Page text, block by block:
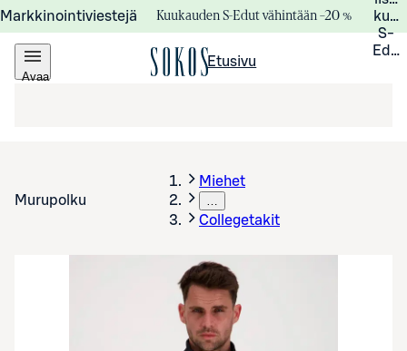
Markkinointiviestejä Kuukauden S-Edut vähintään –20 %
S-
Avaa
Etusivu
Murupolku
Miehet
…
Collegetakit